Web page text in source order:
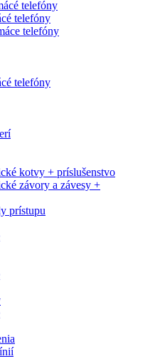
telefóny
telefóny
telefóny
telefóny
kotvy + príslušenstvo
závory a závesy +
prístupu